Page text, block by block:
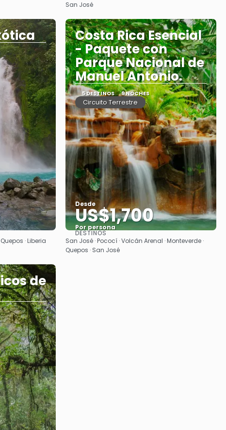
San José
· Liberia
Costa Rica Esencial
- Paquete con
Parque Nacional de
Manuel Antonio.
5 DESTINOS 9 NOCHES
Circuito Terrestre
Desde
US$1,700
Por persona
Ver
DESTINOS
San José · Pococí · Volcán Arenal · Monteverde ·
Quepos · San José
de